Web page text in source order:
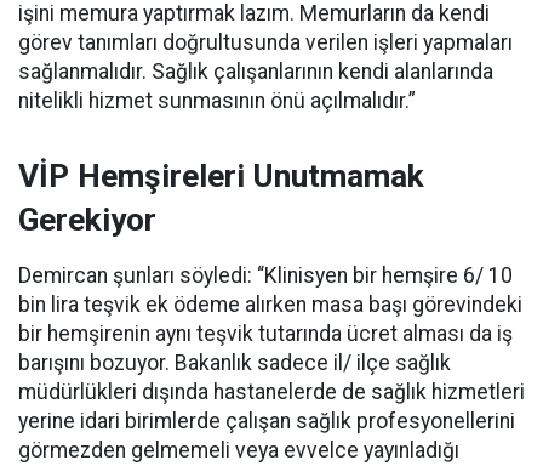
işini memura yaptırmak lazım. Memurların da kendi
görev tanımları doğrultusunda verilen işleri yapmaları
sağlanmalıdır. Sağlık çalışanlarının kendi alanlarında
nitelikli hizmet sunmasının önü açılmalıdır.”
VİP Hemşireleri Unutmamak
Gerekiyor
Demircan şunları söyledi: “Klinisyen bir hemşire 6/ 10
bin lira teşvik ek ödeme alırken masa başı görevindeki
bir hemşirenin aynı teşvik tutarında ücret alması da iş
barışını bozuyor. Bakanlık sadece il/ ilçe sağlık
müdürlükleri dışında hastanelerde de sağlık hizmetleri
yerine idari birimlerde çalışan sağlık profesyonellerini
görmezden gelmemeli veya evvelce yayınladığı